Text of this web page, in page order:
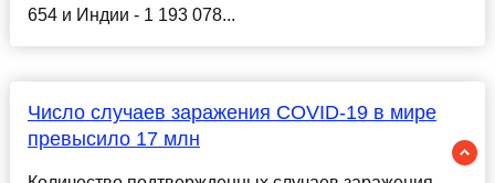
654 и Индии - 1 193 078...
Число случаев заражения COVID-19 в мире
превысило 17 млн